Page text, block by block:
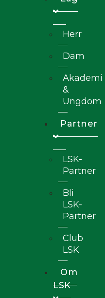
Herr
Dam
Akademi
&
Ungdom
Partner
LSK-
Partner
Bli
LSK-
Partner
Club
LSK
Om
LSK